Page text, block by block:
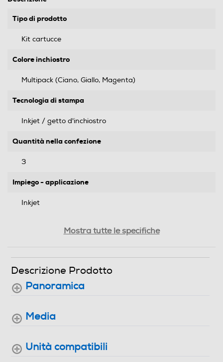
Tipo di prodotto
Kit cartucce
Colore inchiostro
Multipack (Ciano, Giallo, Magenta)
Tecnologia di stampa
Inkjet / getto d'inchiostro
Quantità nella confezione
3
Impiego - applicazione
Inkjet
Dimensioni - Peso
0,12
Stampanti compatibili
WorkForce WF-7110DTW, WorkForce WF-7620DTWF,
Mostra tutte le specifiche
Descrizione Prodotto
Panoramica
Media
Unità compatibili